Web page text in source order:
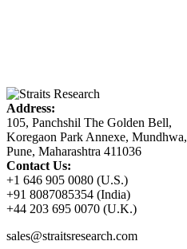
Address:
105, Panchshil The Golden Bell,
Koregaon Park Annexe, Mundhwa,
Pune, Maharashtra 411036
Contact Us:
+1 646 905 0080 (U.S.)
+91 8087085354 (India)
+44 203 695 0070 (U.K.)
sales@straitsresearch.com